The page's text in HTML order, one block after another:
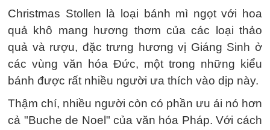
Christmas Stollen là loại bánh mì ngọt với hoa
quả khô mang hương thơm của các loại thảo
quả và rượu, đặc trưng hương vị Giáng Sinh ở
các vùng văn hóa Đức, một trong những kiểu
bánh được rất nhiều người ưa thích vào dịp này.
Thậm chí, nhiều người còn có phần ưu ái nó hơn
cả "Buche de Noel" của văn hóa Pháp. Với cách